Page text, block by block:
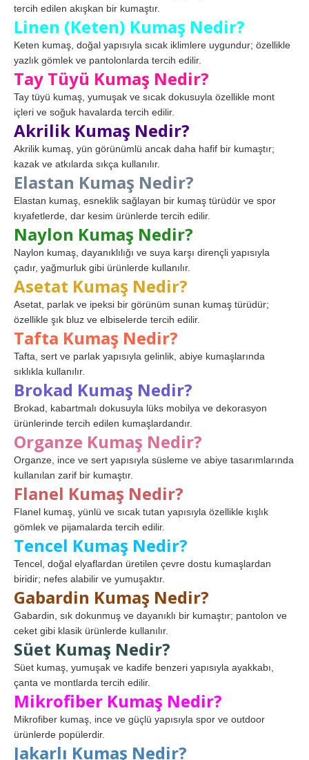
tercih edilen akışkan bir kumaştır.
Linen (Keten) Kumaş Nedir?
Keten kumaş, doğal yapısıyla sıcak iklimlere uygundur; özellikle
yazlık gömlek ve pantolonlarda tercih edilir.
Tay Tüyü Kumaş Nedir?
Tay tüyü kumaş, yumuşak ve sıcak dokusuyla özellikle mont
içleri ve soğuk havalarda tercih edilir.
Akrilik Kumaş Nedir?
Akrilik kumaş, yün görünümlü ancak daha hafif bir kumaştır;
kazak ve atkılarda sıkça kullanılır.
Elastan Kumaş Nedir?
Elastan kumaş, esneklik sağlayan bir kumaş türüdür ve spor
kıyafetlerde, dar kesim ürünlerde tercih edilir.
Naylon Kumaş Nedir?
Naylon kumaş, dayanıklılığı ve suya karşı dirençli yapısıyla
çadır, yağmurluk gibi ürünlerde kullanılır.
Asetat Kumaş Nedir?
Asetat, parlak ve ipeksi bir görünüm sunan kumaş türüdür;
özellikle şık bluz ve elbiselerde tercih edilir.
Tafta Kumaş Nedir?
Tafta, sert ve parlak yapısıyla gelinlik, abiye kumaşlarında
sıklıkla kullanılır.
Brokad Kumaş Nedir?
Brokad, kabartmalı dokusuyla lüks mobilya ve dekorasyon
ürünlerinde tercih edilen kumaşlardandır.
Organze Kumaş Nedir?
Organze, ince ve sert yapısıyla süsleme ve abiye tasarımlarında
kullanılan zarif bir kumaştır.
Flanel Kumaş Nedir?
Flanel kumaş, yünlü ve sıcak tutan yapısıyla özellikle kışlık
gömlek ve pijamalarda tercih edilir.
Tencel Kumaş Nedir?
Tencel, doğal elyaflardan üretilen çevre dostu kumaşlardan
biridir; nefes alabilir ve yumuşaktır.
Gabardin Kumaş Nedir?
Gabardin, sık dokunmuş ve dayanıklı bir kumaştır; pantolon ve
ceket gibi klasik ürünlerde kullanılır.
Süet Kumaş Nedir?
Süet kumaş, yumuşak ve kadife benzeri yapısıyla ayakkabı,
çanta ve montlarda tercih edilir.
Mikrofiber Kumaş Nedir?
Mikrofiber kumaş, ince ve güçlü yapısıyla spor ve outdoor
ürünlerde popülerdir.
Jakarlı Kumaş Nedir?